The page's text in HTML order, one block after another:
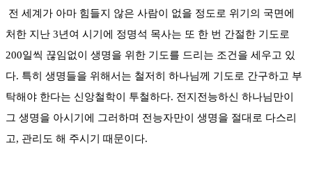
전 세계가 아마 힘들지 않은 사람이 없을 정도로 위기의 국면에
처한 지난 3년여 시기에 정명석 목사는 또 한 번 간절한 기도로
200일씩 끊임없이 생명을 위한 기도를 드리는 조건을 세우고 있
다. 특히 생명들을 위해서는 철저히 하나님께 기도로 간구하고 부
탁해야 한다는 신앙철학이 투철하다. 전지전능하신 하나님만이
그 생명을 아시기에 그러하며 전능자만이 생명을 절대로 다스리
고, 관리도 해 주시기 때문이다.